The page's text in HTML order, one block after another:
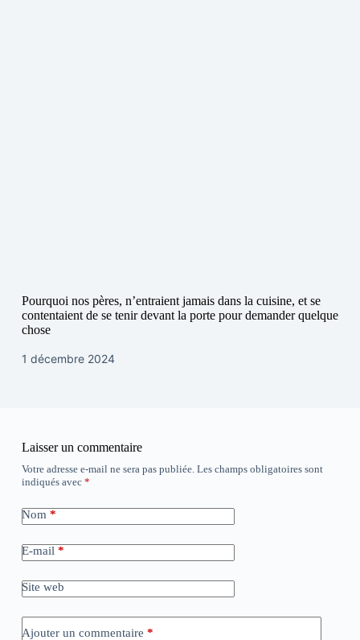
Pourquoi nos pères, n’entraient jamais dans la cuisine, et se
contentaient de se tenir devant la porte pour demander quelque
chose
1 décembre 2024
Laisser un commentaire
Votre adresse e-mail ne sera pas publiée. Les champs obligatoires sont
indiqués avec *
Nom *
E-mail *
Site web
Ajouter un commentaire *